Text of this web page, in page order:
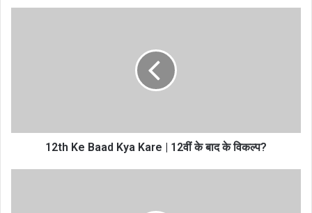
12th Ke Baad Kya Kare | 12वीं के बाद के विकल्प?